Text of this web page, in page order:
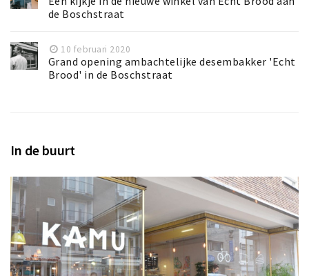
de Boschstraat
10 februari 2020
Grand opening ambachtelijke desembakker 'Echt
Brood' in de Boschstraat
In de buurt